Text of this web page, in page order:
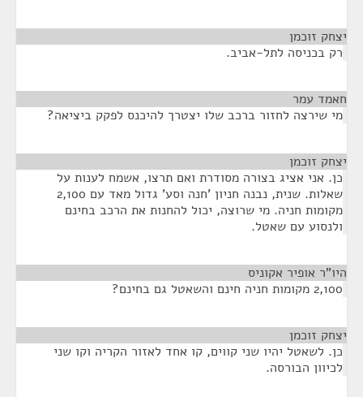
יצחק זוכמן
רק בכניסה לתל-אביב.
חאמד עמר
מי שירצה לחזור ברכב שלו יצטרך להיכנס לפקק ביציאה?
יצחק זוכמן
כן. אני אציג בצורה מסודרת ואם תרצו, אשמח לענות על
שאלות. שנית, נבנה חניון 'חנה וסע' גדול מאד עם 2,100
מקומות חניה. מי שרוצה, יכול להחנות את הרכב בחינם
ולנסוע עם שאטל.
היו"ר אופיר אקוניס
2,100 מקומות חניה חינם והשאטל גם בחינם?
יצחק זוכמן
כן. לשאטל יהיו שני קווים, קו אחד לאזור הקריה וקו שני
לכיוון הבורסה.